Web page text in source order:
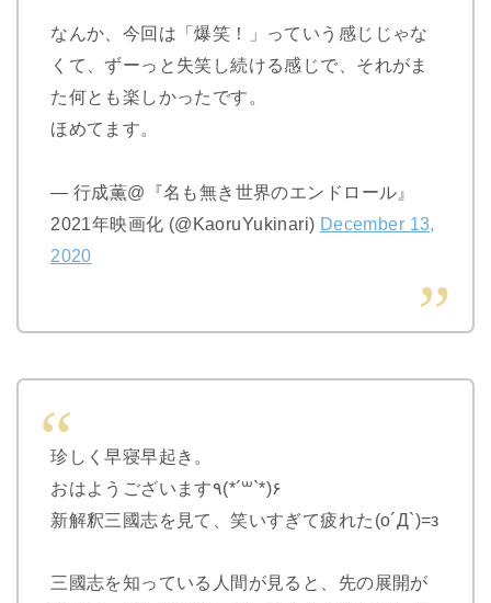
なんか、今回は「爆笑！」っていう感じじゃな
くて、ずーっと失笑し続ける感じで、それがま
た何とも楽しかったです。
ほめてます。
— 行成薫@『名も無き世界のエンドロール』
2021年映画化 (@KaoruYukinari) December 13,
2020
珍しく早寝早起き。
おはようございます٩(*´꒳`*)۶
新解釈三國志を見て、笑いすぎて疲れた(o´Д`)=з
三國志を知っている人間が見ると、先の展開が